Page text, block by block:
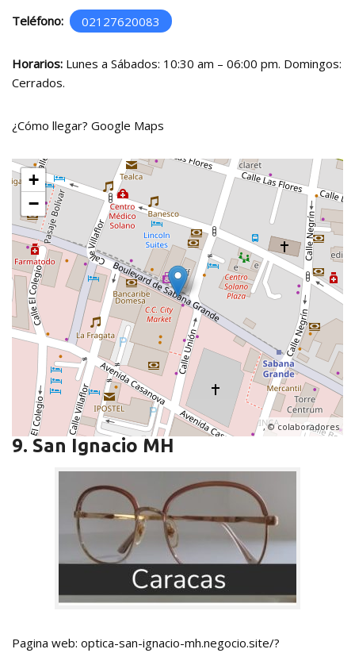
Teléfono: 02127620083
Horarios: Lunes a Sábados: 10:30 am – 06:00 pm. Domingos:
Cerrados.
¿Cómo llegar? Google Maps
+
−
, ©colaboradores
9. San Ignacio MH
Pagina web: optica-san-ignacio-mh.negocio.site/?